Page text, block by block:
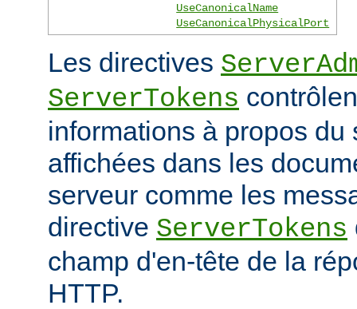
UseCanonicalName
UseCanonicalPhysicalPort
Les directives
ServerTokens
informations à propos du
affichées dans les
serveur comme les
directive ServerTokens
champ d'en-tête de la
HTTP.